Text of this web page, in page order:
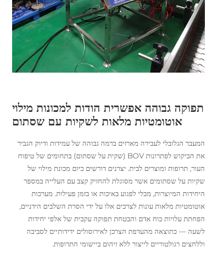
תפוקה גבוהה אפשרית הודות למכונות מילוי
אוטומטיות מלאות לשקיות עם שסתום
המעבר הגלובלי לעבירה מארזים ברמה גבוהה של עמידות ודיוק הגביר
את הביקוש לפתרונות BOV (שקית על שסתום) בתחומים של טיפוח
העור, תרופות ומוצרים לבית. יצרנים דורשים כיום מכונת מילוי של
שקיות על שסתומים אשר מסוגלת להחזיק קצב עם העלייה במספר
היחידות המיוצרות, מבלי לפגוע באיכות או בזמן פעילות. מערכות
אוטומטיות מלאות עונות לצרכים אלו על ידי הסרת השלבים הידניים,
הפחתת עלויות כוח אדם והבטחת תפוקה עקבית של אלפי יחידות
לשעה — כתוצאה מהעדפת הצרכן לאירוסולים ידידותיים לסביבה
וללחצים רגולטוריים לייצור ללא זיהום ביישומי התרופות.